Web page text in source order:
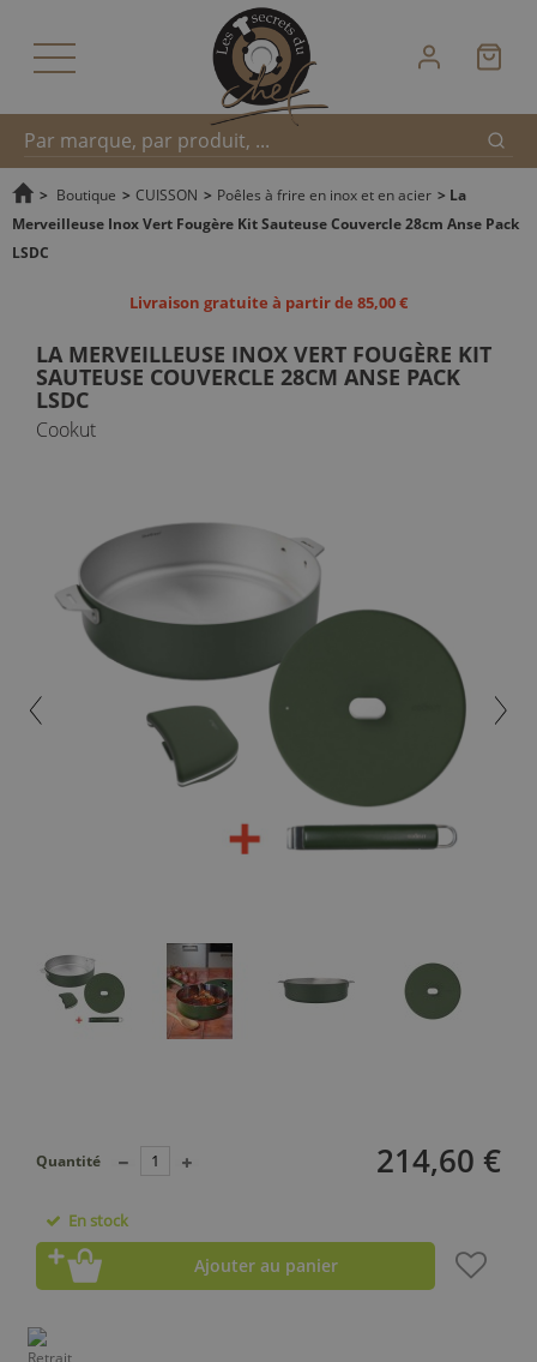
Recherche
> Boutique > CUISSON > Poêles à frire en inox et en acier > La
Merveilleuse Inox Vert Fougère Kit Sauteuse Couvercle 28cm Anse Pack
LSDC
Livraison gratuite à partir de 85,00 €
LA MERVEILLEUSE INOX VERT FOUGÈRE KIT
SAUTEUSE COUVERCLE 28CM ANSE PACK
LSDC
Cookut
214,60 €
Quantité
En stock
Ajouter au panier